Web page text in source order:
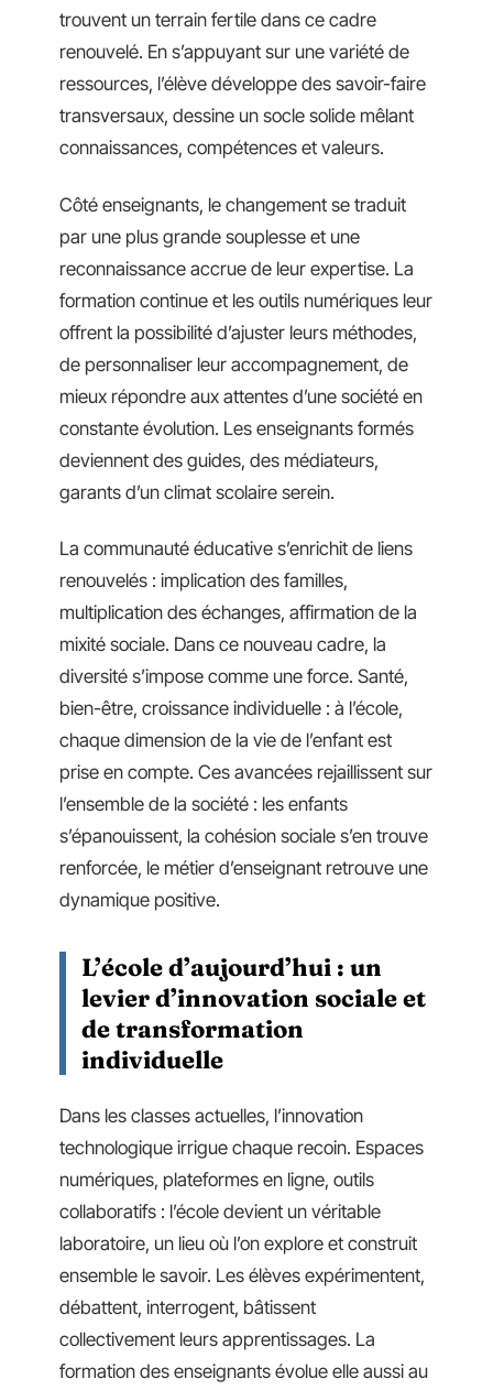
trouvent un terrain fertile dans ce cadre
renouvelé. En s’appuyant sur une variété de
ressources, l’élève développe des savoir-faire
transversaux, dessine un socle solide mêlant
connaissances, compétences et valeurs.
Côté enseignants, le changement se traduit
par une plus grande souplesse et une
reconnaissance accrue de leur expertise. La
formation continue et les outils numériques leur
offrent la possibilité d’ajuster leurs méthodes,
de personnaliser leur accompagnement, de
mieux répondre aux attentes d’une société en
constante évolution. Les enseignants formés
deviennent des guides, des médiateurs,
garants d’un climat scolaire serein.
La communauté éducative s’enrichit de liens
renouvelés : implication des familles,
multiplication des échanges, affirmation de la
mixité sociale. Dans ce nouveau cadre, la
diversité s’impose comme une force. Santé,
bien-être, croissance individuelle : à l’école,
chaque dimension de la vie de l’enfant est
prise en compte. Ces avancées rejaillissent sur
l’ensemble de la société : les enfants
s’épanouissent, la cohésion sociale s’en trouve
renforcée, le métier d’enseignant retrouve une
dynamique positive.
L’école d’aujourd’hui : un
levier d’innovation sociale et
de transformation
individuelle
Dans les classes actuelles, l’innovation
technologique irrigue chaque recoin. Espaces
numériques, plateformes en ligne, outils
collaboratifs : l’école devient un véritable
laboratoire, un lieu où l’on explore et construit
ensemble le savoir. Les élèves expérimentent,
débattent, interrogent, bâtissent
collectivement leurs apprentissages. La
formation des enseignants évolue elle aussi au